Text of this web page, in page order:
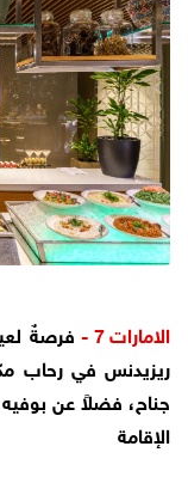
الامارات 7 -
فرصةٌ
ريزيدنس في رحاب
جناح، فضلاً عن
الإقامة